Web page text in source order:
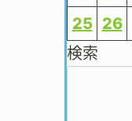
25 26
検索